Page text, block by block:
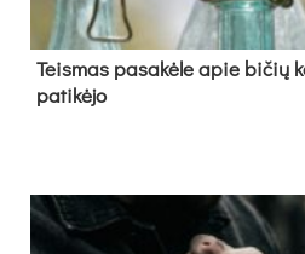
Teis­mas pa­sa­kė­le apie bi­čių
pa­ti­kė­jo